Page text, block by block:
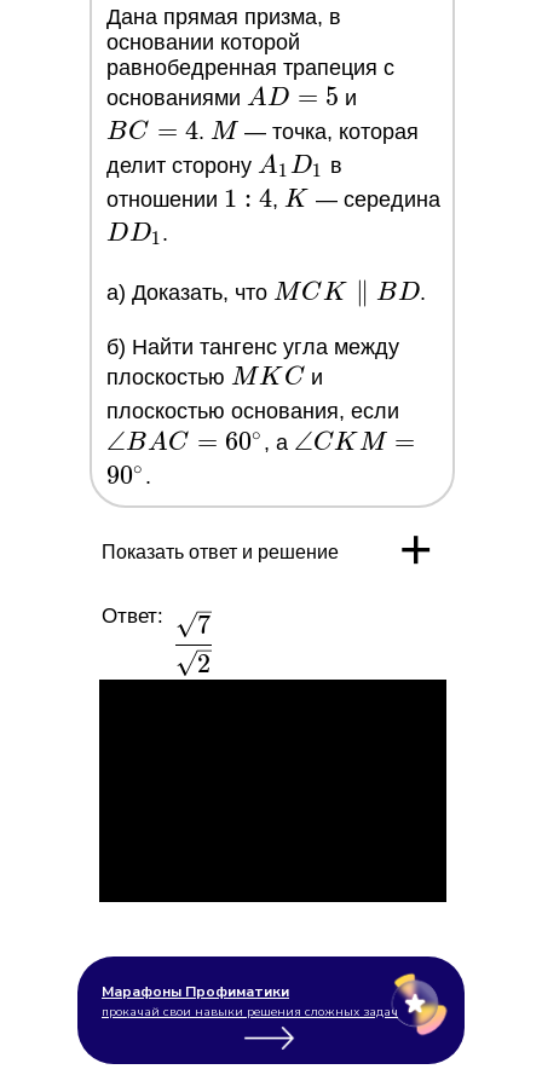
Дана прямая призма, в
основании которой
равнобедренная трапеция с
основаниями AD
= 5
AD = 5 и
=
BC = 4. M
M — точка, которая
делит сторону A_1D_1
A1D1 в
отношении 1
1 : 4,K
K — середина
DD_1
DD1.
a) Доказать, что MCK
BD
MCK ∥ BD.
б) Найти тангенс угла между
плоскостью MKC
MK C и
плоскостью основания, если
= 60^\circ
∠BAC = 60∘ , а \angle{CKM}
∠CKM =
90∘ .
Показать ответ и решение +
Ответ:
\dfrac{\sqrt{7}}
{\sqrt{2}}
2
7
Марафоны Профиматики
прокачай свои навыки решения сложных задач